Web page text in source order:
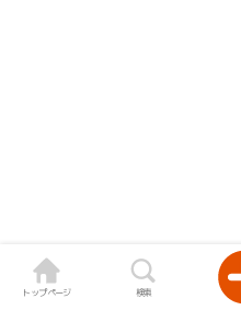
トップページ 検索